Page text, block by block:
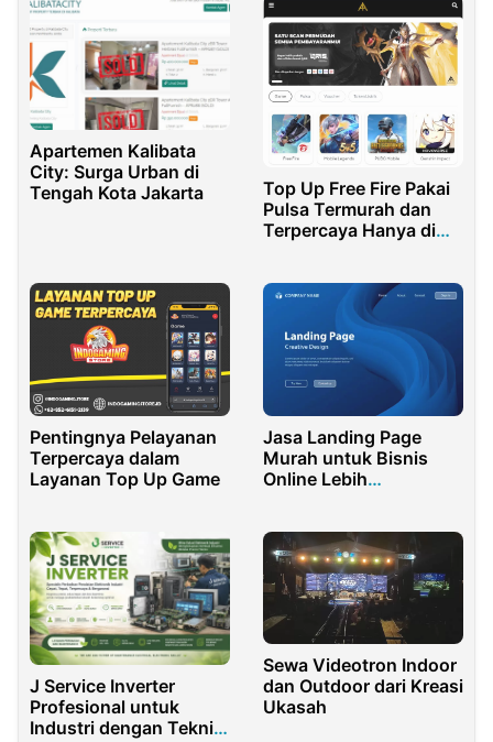
Apartemen Kalibata
City: Surga Urban di
Tengah Kota Jakarta
Top Up Free Fire Pakai
Pulsa Termurah dan
Terpercaya Hanya di
Pentingnya Pelayanan
Terpercaya dalam
Layanan Top Up Game
Jasa Landing Page
Murah untuk Bisnis
Online Lebih
J Service Inverter
Profesional untuk
Industri dengan Teknisi
Sewa Videotron Indoor
dan Outdoor dari Kreasi
Ukasah